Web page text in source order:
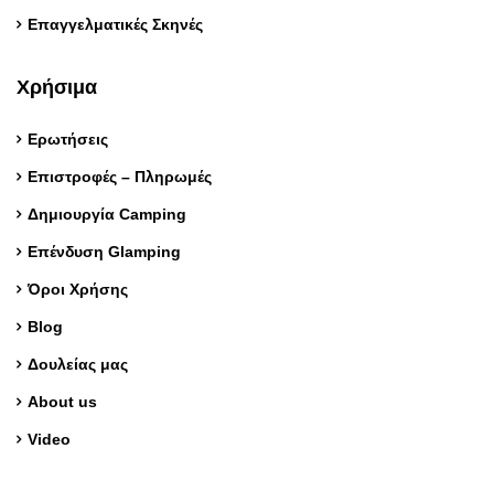
Επαγγελματικές Σκηνές
Χρήσιμα
Ερωτήσεις
Επιστροφές – Πληρωμές
Δημιουργία Camping
Επένδυση Glamping
Όροι Χρήσης
Blog
Δουλείας μας
About us
Video